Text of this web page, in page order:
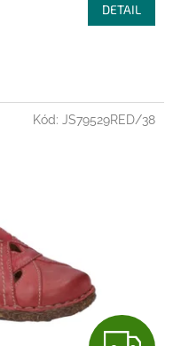
DETAIL
Kód: JS79529RED/38